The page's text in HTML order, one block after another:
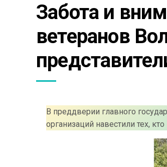
Забота и
ветеранов
В преддверии главного
организаций навестили тех,